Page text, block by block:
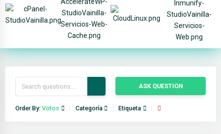
ASK QUESTION
Order By: Votos Categoría Etiqueta